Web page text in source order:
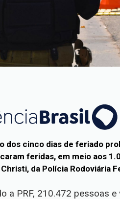
dos cinco dias de feriado
feridas, em meio aos
da Polícia Rodoviária
a PRF, 210.472 pessoas